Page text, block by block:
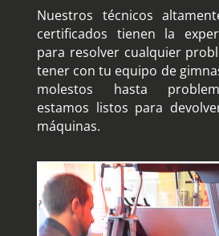
Nuestros técnicos
certificados tienen la
para resolver cualquier
tener con tu equipo de
molestos hasta
estamos listos para
máquinas.